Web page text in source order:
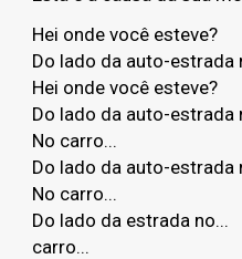
Hei onde você esteve?
Do lado da auto-estrada
Hei onde você esteve?
Do lado da auto-estrada
No carro...
Do lado da auto-estrada
No carro...
Do lado da estrada no...
carro...